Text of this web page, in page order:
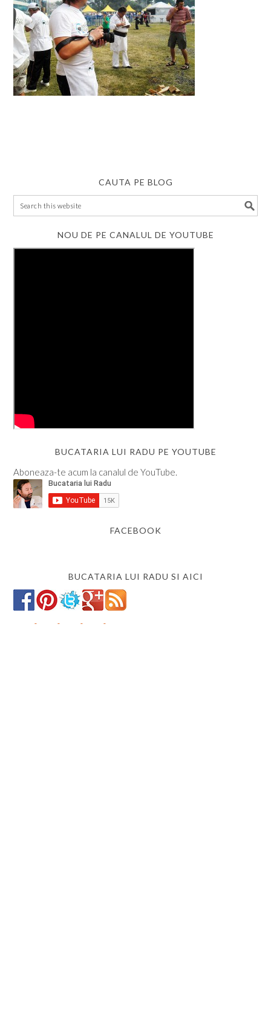
CAUTA PE BLOG
NOU DE PE CANALUL DE YOUTUBE
BUCATARIA LUI RADU PE YOUTUBE
Aboneaza-te acum la canalul de YouTube.
FACEBOOK
BUCATARIA LUI RADU SI AICI